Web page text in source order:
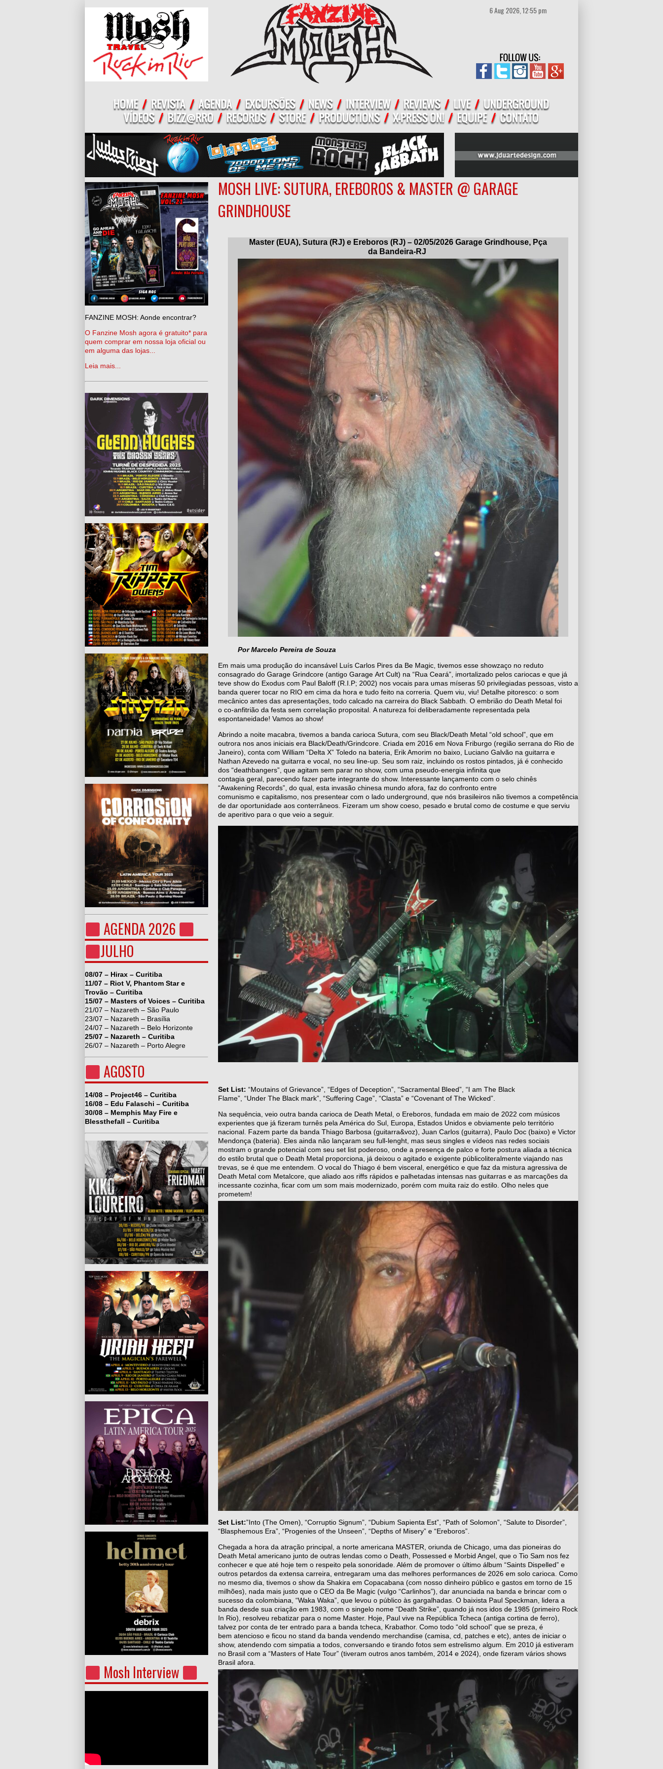
6 Aug 2026, 12:55 pm
FANZINE MOSH: Aonde encontrar?
O Fanzine Mosh agora é gratuito* para
quem comprar em nossa loja oficial ou
em alguma das lojas...
Leia mais...
AGENDA 2026
JULHO
08/07 – Hirax – Curitiba
11/07 – Riot V, Phantom Star e
Trovão – Curitiba
15/07 – Masters of Voices – Curitiba
21/07 – Nazareth – São Paulo
23/07 – Nazareth – Brasília
24/07 – Nazareth – Belo Horizonte
25/07 – Nazareth – Curitiba
26/07 – Nazareth – Porto Alegre
AGOSTO
14/08 – Project46 – Curitiba
16/08 – Edu Falaschi – Curitiba
30/08 – Memphis May Fire e
Blessthefall – Curitiba
Mosh Interview
MOSH LIVE: SUTURA, EREBOROS & MASTER @ GARAGE
GRINDHOUSE
Master (EUA), Sutura (RJ) e Ereboros (RJ) – 02/05/2026 Garage Grindhouse, Pça
da Bandeira-RJ
Por Marcelo Pereira de Souza
Em mais uma produção do incansável Luís Carlos Pires da Be Magic, tivemos esse showzaço no reduto
consagrado do Garage Grindcore (antigo Garage Art Cult) na “Rua Ceará”, imortalizado pelos cariocas e que já
teve show do Exodus com Paul Baloff (R.I.P; 2002) nos vocais para umas míseras 50 privilegiadas pessoas, visto a
banda querer tocar no RIO em cima da hora e tudo feito na correria. Quem viu, viu! Detalhe pitoresco: o som
mecânico antes das apresentações, todo calcado na carreira do Black Sabbath. O embrião do Death Metal foi
o co-anfitrião da festa sem correlação proposital. A natureza foi deliberadamente representada pela
espontaneidade! Vamos ao show!
Abrindo a noite macabra, tivemos a banda carioca Sutura, com seu Black/Death Metal “old school”, que em
outrora nos anos iniciais era Black/Death/Grindcore. Criada em 2016 em Nova Friburgo (região serrana do Rio de
Janeiro), conta com William “Delta X” Toledo na bateria, Erik Amorim no baixo, Luciano Galvão na guitarra e
Nathan Azevedo na guitarra e vocal, no seu line-up. Seu som raiz, incluindo os rostos pintados, já é conhecido
dos “deathbangers”, que agitam sem parar no show, com uma pseudo-energia infinita que
contagia geral, parecendo fazer parte integrante do show. Interessante lançamento com o selo chinês
“Awakening Records”, do qual, esta invasão chinesa mundo afora, faz do confronto entre
comunismo e capitalismo, nos presentear com o lado underground, que nós brasileiros não tivemos a competência
de dar oportunidade aos conterrâneos. Fizeram um show coeso, pesado e brutal como de costume e que serviu
de aperitivo para o que veio a seguir.
Set List: “Moutains of Grievance”, “Edges of Deception”, “Sacramental Bleed”, “I am The Black
Flame”, “Under The Black mark”, “Suffering Cage”, “Clasta” e “Covenant of The Wicked”.
Na sequência, veio outra banda carioca de Death Metal, o Ereboros, fundada em maio de 2022 com músicos
experientes que já fizeram turnês pela América do Sul, Europa, Estados Unidos e obviamente pelo território
nacional. Fazem parte da banda Thiago Barbosa (guitarra&voz), Juan Carlos (guitarra), Paulo Doc (baixo) e Victor
Mendonça (bateria). Eles ainda não lançaram seu full-lenght, mas seus singles e vídeos nas redes sociais
mostram o grande potencial com seu set list poderoso, onde a presença de palco e forte postura aliada a técnica
do estilo brutal que o Death Metal proporciona, já deixou o agitado e exigente públicoliteralmente viajando nas
trevas, se é que me entendem. O vocal do Thiago é bem visceral, energético e que faz da mistura agressiva de
Death Metal com Metalcore, que aliado aos riffs rápidos e palhetadas intensas nas guitarras e as marcações da
incessante cozinha, ficar com um som mais modernizado, porém com muita raiz do estilo. Olho neles que
prometem!
Set List:”Into (The Omen), “Corruptio Signum”, “Dubium Sapienta Est”, “Path of Solomon”, “Salute to Disorder”,
“Blasphemous Era”, “Progenies of the Unseen”, “Depths of Misery” e “Ereboros”.
Chegada a hora da atração principal, a norte americana MASTER, oriunda de Chicago, uma das pioneiras do
Death Metal americano junto de outras lendas como o Death, Possessed e Morbid Angel, que o Tio Sam nos fez
conhecer e que até hoje tem o respeito pela sonoridade. Além de promover o último álbum “Saints Dispelled” e
outros petardos da extensa carreira, entregaram uma das melhores performances de 2026 em solo carioca. Como
no mesmo dia, tivemos o show da Shakira em Copacabana (com nosso dinheiro público e gastos em torno de 15
milhões), nada mais justo que o CEO da Be Magic (vulgo “Carlinhos”), dar anunciada na banda e brincar com o
sucesso da colombiana, “Waka Waka”, que levou o público às gargalhadas. O baixista Paul Speckman, lidera a
banda desde sua criação em 1983, com o singelo nome “Death Strike”, quando já nos idos de 1985 (primeiro Rock
In Rio), resolveu rebatizar para o nome Master. Hoje, Paul vive na República Tcheca (antiga cortina de ferro),
talvez por conta de ter entrado para a banda tcheca, Krabathor. Como todo “old school” que se preza, é
bem atencioso e ficou no stand da banda vendendo merchandise (camisa, cd, patches e etc), antes de iniciar o
show, atendendo com simpatia a todos, conversando e tirando fotos sem estrelismo algum. Em 2010 já estiveram
no Brasil com a “Masters of Hate Tour” (tiveram outros anos também, 2014 e 2024), onde fizeram vários shows
Brasil afora.